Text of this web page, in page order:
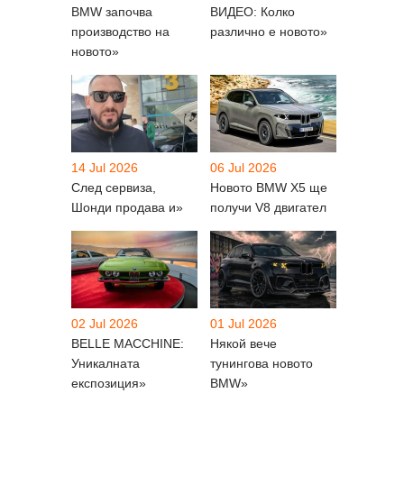
BMW започва
производство на
новото»
ВИДЕО: Колко
различно е новото»
14 Jul 2026
След сервиза,
Шонди продава и»
06 Jul 2026
Новото BMW X5 ще
получи V8 двигател
02 Jul 2026
BELLE MACCHINE:
Уникалната
експозиция»
01 Jul 2026
Някой вече
тунингова новото
BMW»